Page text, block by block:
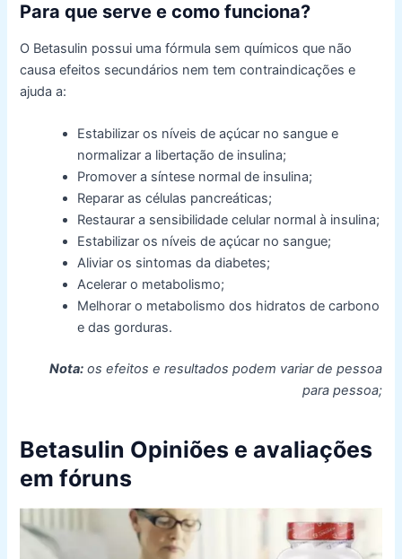
Para que serve e como funciona?
O Betasulin possui uma fórmula sem químicos que não
causa efeitos secundários nem tem contraindicações e
ajuda a:
Estabilizar os níveis de açúcar no sangue e
normalizar a libertação de insulina;
Promover a síntese normal de insulina;
Reparar as células pancreáticas;
Restaurar a sensibilidade celular normal à insulina;
Estabilizar os níveis de açúcar no sangue;
Aliviar os sintomas da diabetes;
Acelerar o metabolismo;
Melhorar o metabolismo dos hidratos de carbono
e das gorduras.
Nota:os efeitos e resultados podem variar de pessoa
para pessoa;
Betasulin Opiniões e avaliações
em fóruns